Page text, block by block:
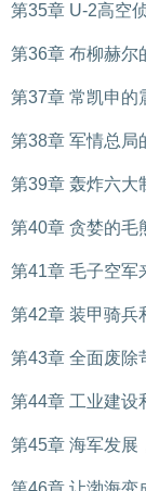
第35章 U-2高空
第36章 布柳赫尔
第37章 常凯申的
第38章 军情总局
第39章 轰炸六大
第40章 贪婪的毛
第41章 毛子空军
第42章 装甲骑兵
第43章 全面废除
第44章 工业建设
第45章 海军发展